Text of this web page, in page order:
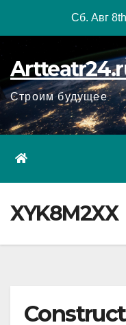
Сб. Авг
Строим будущее
XYK8M2XX